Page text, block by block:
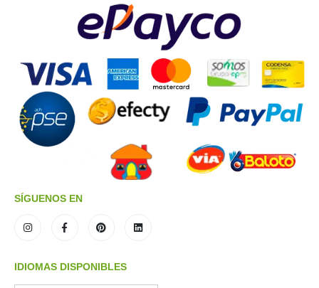
SÍGUENOS EN
IDIOMAS DISPONIBLES